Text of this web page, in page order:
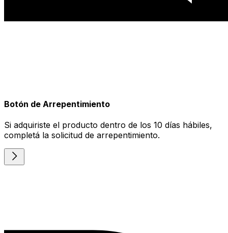
Botón de Arrepentimiento
Si adquiriste el producto dentro de los 10 días hábiles,
completá la solicitud de arrepentimiento.